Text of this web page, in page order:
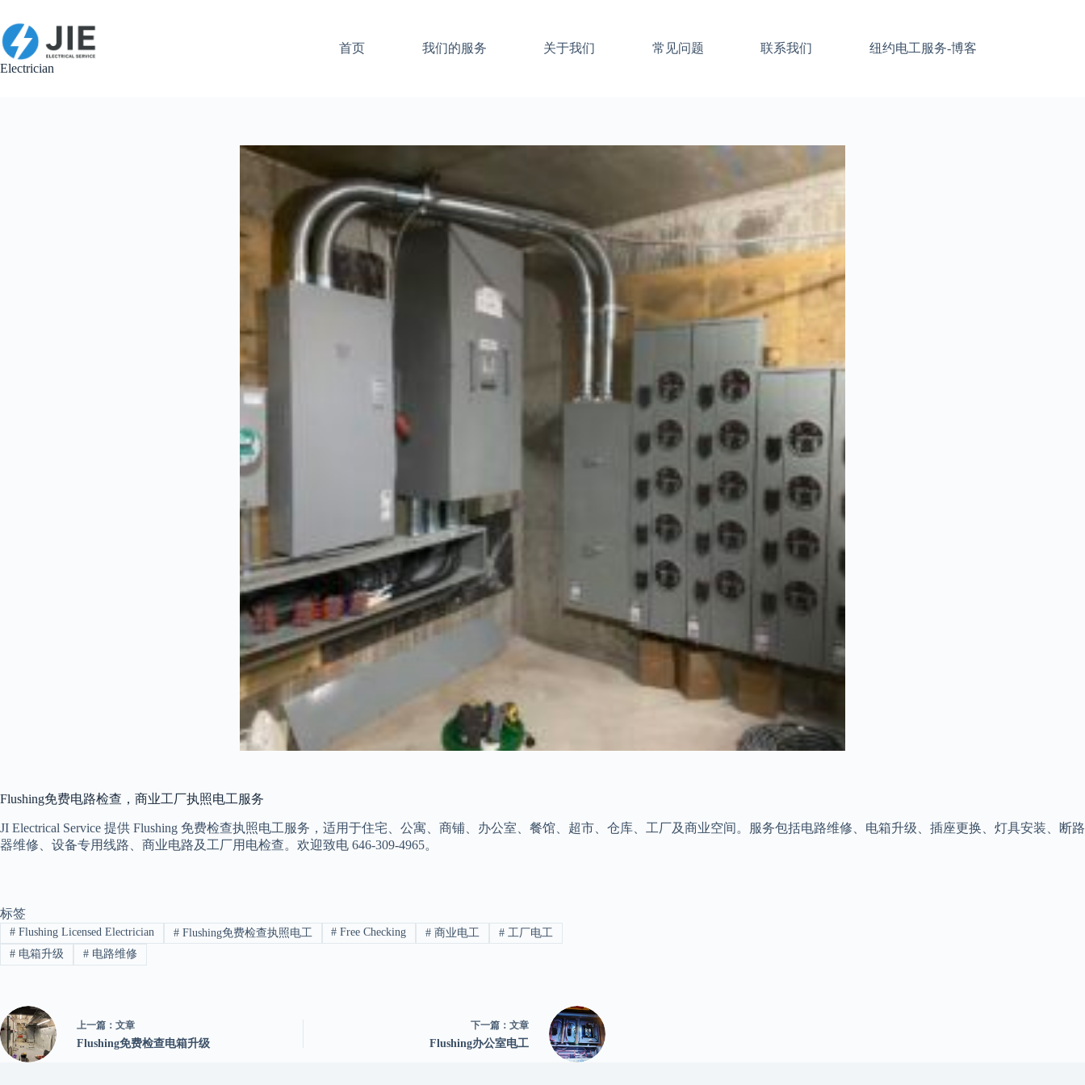
至
内
容
Electrician
首页 我们的服务 关于我们 常见问题 联系我们 纽约电工服务-博客
Flushing免费电路检查，商业工厂执照电工服务
JI Electrical Service 提供 Flushing 免费检查执照电工服务，适用于住宅、公寓、商铺、办公室、餐馆、超市、仓库、工厂及商业空间。服务包括电路维修、电箱升级、插座更换、灯具安装、断路
器维修、设备专用线路、商业电路及工厂用电检查。欢迎致电 646-309-4965。
标签
#Flushing Licensed Electrician #Flushing免费检查执照电工 # Free Checking # 商业电工 # 工厂电工
#电箱升级 #电路维修
上一篇： 文章
Flushing免费检查电箱升级
下一篇： 文章
Flushing办公室电工